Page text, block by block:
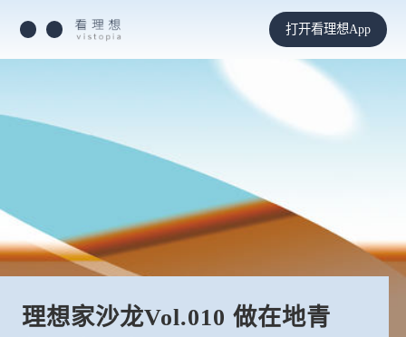
打开看理想App
理想家沙龙Vol.010 做在地青